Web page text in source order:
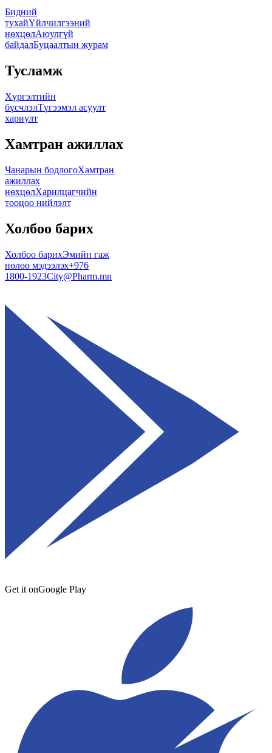
Бидний
тухайҮйлчилгээний
нөхцөлАюулгүй
байдалБуцаалтын журам
Тусламж
Хүргэлтийн
бүсчлэлТүгээмэл асуулт
хариулт
Хамтран ажиллах
Чанарын бодлогоХамтран
ажиллах
нөхцөлХарилцагчийн
тооцоо нийлэлт
Холбоо барих
Холбоо барихЭмийн гаж
нөлөө мэдээлэх+976
1800-1923City@Pharm.mn
Get it onGoogle Play